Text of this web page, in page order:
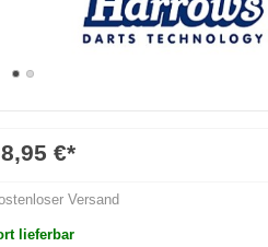
€*
Versand
lieferbar